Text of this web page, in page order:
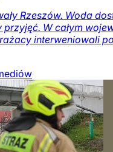
Rzeszów. Woda
W całym
interweniowali